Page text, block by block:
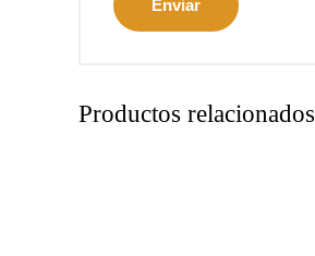
Productos relacionados